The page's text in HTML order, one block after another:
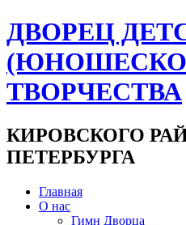
ДВОРЕЦ
ТВОРЧЕСТВА
КИРОВСКОГО
ПЕТЕРБУРГА
Главная
О нас
Гимн Дворца